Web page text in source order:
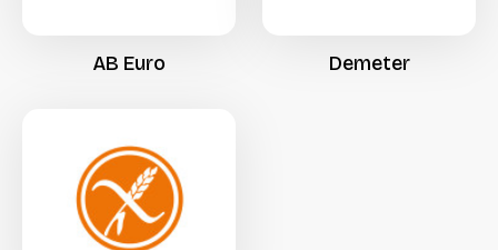
AB Euro Demeter